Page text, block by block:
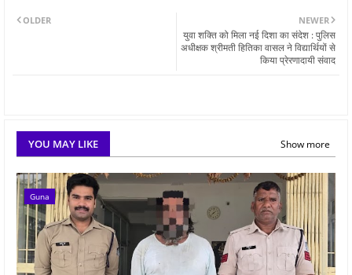
NEWER
युवा शक्ति को मिला नई दिशा का संदेश : पुलिस
अधीक्षक श्रीमती हितिका वासल ने विद्यार्थियों से
किया प्रेरणादायी संवाद
OLDER
YOU MAY LIKE Show more
Guna